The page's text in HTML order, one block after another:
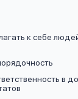
к себе
в